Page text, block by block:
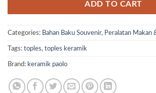
ADD TO CART
Categories: Bahan Baku Souvenir, Peralatan Makan
Tags: toples, toples keramik
Brand: keramik paolo